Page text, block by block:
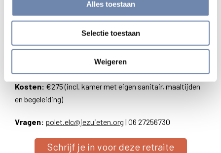
Alles toestaan
Selectie toestaan
Weigeren
Begeleiding:
Rob Polet – geestelijk begeleider, theoloog, diaken
Kosten: €275 (incl. kamer met eigen sanitair, maaltijden
en begeleiding)
Vragen: polet.elc@jezuieten.org | 06 27256730
Schrijf je in voor deze retraite